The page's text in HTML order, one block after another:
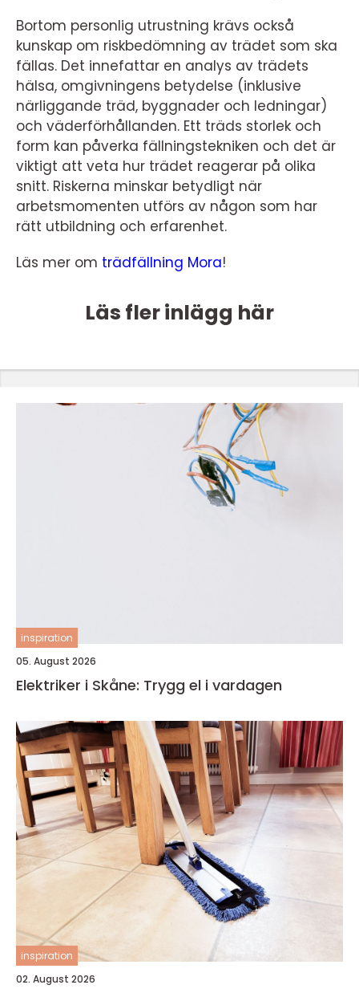
Bortom personlig utrustning krävs också
kunskap om riskbedömning av trädet som ska
fällas. Det innefattar en analys av trädets
hälsa, omgivningens betydelse (inklusive
närliggande träd, byggnader och ledningar)
och väderförhållanden. Ett träds storlek och
form kan påverka fällningstekniken och det är
viktigt att veta hur trädet reagerar på olika
snitt. Riskerna minskar betydligt när
arbetsmomenten utförs av någon som har
rätt utbildning och erfarenhet.
Läs mer om trädfällning Mora!
Läs fler inlägg här
inspiration
05. August 2026
Elektriker i Skåne: Trygg el i vardagen
inspiration
02. August 2026